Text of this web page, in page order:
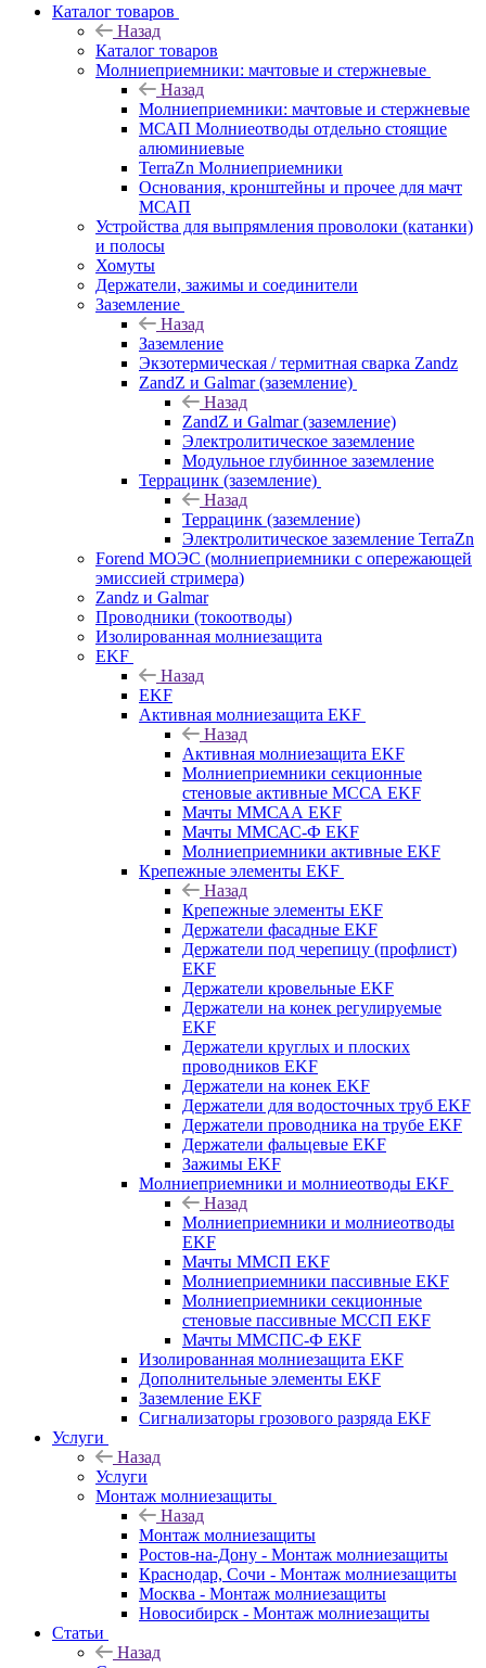
Каталог товаров
Назад
Каталог товаров
Молниеприемники: мачтовые и стержневые
Назад
Молниеприемники: мачтовые и стержневые
МСАП Молниеотводы отдельно стоящие
алюминиевые
TerraZn Молниеприемники
Основания, кронштейны и прочее для мачт
МСАП
Устройства для выпрямления проволоки (катанки)
и полосы
Хомуты
Держатели, зажимы и соединители
Заземление
Назад
Заземление
Экзотермическая / термитная сварка Zandz
ZandZ и Galmar (заземление)
Назад
ZandZ и Galmar (заземление)
Электролитическое заземление
Модульное глубинное заземление
Террацинк (заземление)
Назад
Террацинк (заземление)
Электролитическое заземление TerraZn
Forend МОЭС (молниеприемники с опережающей
эмиссией стримера)
Zandz и Galmar
Проводники (токоотводы)
Изолированная молниезащита
EKF
Назад
EKF
Активная молниезащита EKF
Назад
Активная молниезащита EKF
Молниеприемники секционные
стеновые активные МССА EKF
Мачты ММСАА EKF
Мачты ММСАС-Ф EKF
Молниеприемники активные EKF
Крепежные элементы EKF
Назад
Крепежные элементы EKF
Держатели фасадные EKF
Держатели под черепицу (профлист)
EKF
Держатели кровельные EKF
Держатели на конек регулируемые
EKF
Держатели круглых и плоских
проводников EKF
Держатели на конек EKF
Держатели для водосточных труб EKF
Держатели проводника на трубе EKF
Держатели фальцевые EKF
Зажимы EKF
Молниеприемники и молниеотводы EKF
Назад
Молниеприемники и молниеотводы
EKF
Мачты ММСП EKF
Молниеприемники пассивные EKF
Молниеприемники секционные
стеновые пассивные МССП EKF
Мачты ММСПС-Ф EKF
Изолированная молниезащита EKF
Дополнительные элементы EKF
Заземление EKF
Сигнализаторы грозового разряда EKF
Услуги
Назад
Услуги
Монтаж молниезащиты
Назад
Монтаж молниезащиты
Ростов-на-Дону - Монтаж молниезащиты
Краснодар, Сочи - Монтаж молниезащиты
Москва - Монтаж молниезащиты
Новосибирск - Монтаж молниезащиты
Статьи
Назад